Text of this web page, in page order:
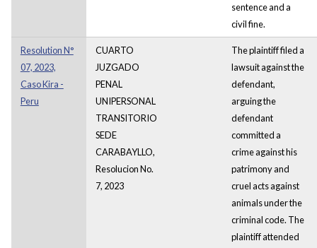
sentence and a
civil fine.
Resolution N°
07, 2023,
Caso Kira -
Peru
CUARTO
JUZGADO
PENAL
UNIPERSONAL
TRANSITORIO
SEDE
CARABAYLLO,
Resolucion No.
7, 2023
The plaintiff filed a
lawsuit against the
defendant,
arguing the
defendant
committed a
crime against his
patrimony and
cruel acts against
animals under the
criminal code. The
plaintiff attended